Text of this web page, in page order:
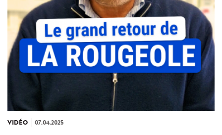
VIDÉO 07.04.2025